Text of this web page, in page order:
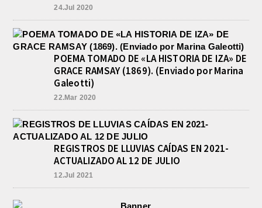
24.Jul 2020
POEMA TOMADO DE «LA HISTORIA DE IZA» DE
GRACE RAMSAY (1869). (Enviado por Marina
Galeotti)
22.Mar 2020
REGISTROS DE LLUVIAS CAÍDAS EN 2021-
ACTUALIZADO AL 12 DE JULIO
12.Jul 2021